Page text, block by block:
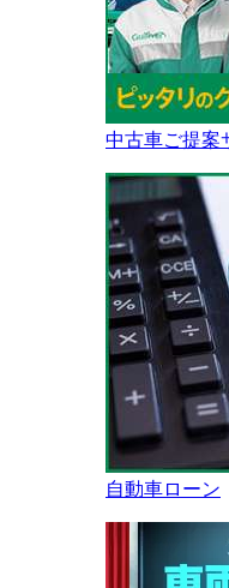
中古車ご提案
自動車ローン